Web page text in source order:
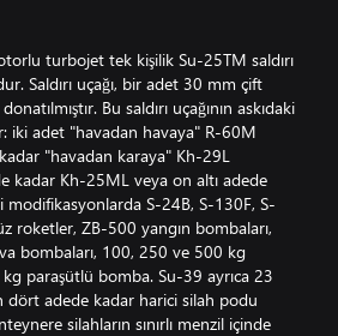
turbojet tek kişilik Su-25TM saldırı
Saldırı uçağı, bir adet 30 mm çift
Bu saldırı uçağının askıdaki
iki adet "havadan havaya" R-60M
"havadan karaya" Kh-29L
kadar Kh-25ML veya on altı adede
modifikasyonlarda S-24B, S-130F, S-
roketler, ZB-500 yangın bombaları,
bombaları, 100, 250 ve 500 kg
paraşütlü bomba. Su-39 ayrıca 23
dört adede kadar harici silah podu
silahların sınırlı menzil içinde